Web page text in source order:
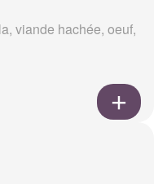
viande hachée, oeuf,